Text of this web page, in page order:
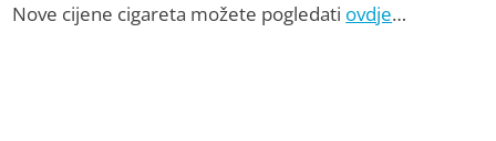
Nove cijene cigareta možete pogledati ovdje…